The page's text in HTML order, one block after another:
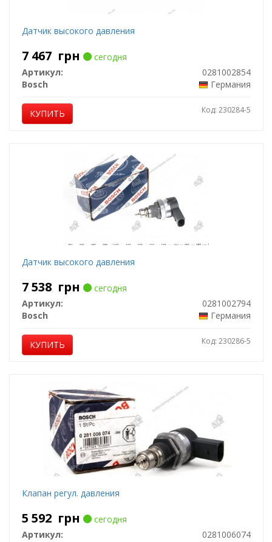
Датчик высокого давления
7 467 грн
сегодня
Артикул:
0281002854
Bosch
Германия
КУПИТЬ Код: 230284-5
Датчик высокого давления
7 538 грн
сегодня
Артикул:
0281002794
Bosch
Германия
КУПИТЬ Код: 230286-5
Клапан регул. давления
5 592 грн
сегодня
Артикул:
0281006074